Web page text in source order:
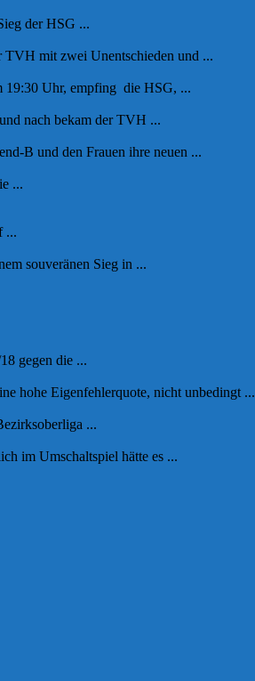
der HSG ...
TVH mit zwei Unentschieden und ...
19:30 Uhr, empfing die HSG, ...
nach bekam der TVH ...
B und den Frauen ihre neuen ...
...
...
souveränen Sieg in ...
gegen die ...
hohe Eigenfehlerquote, nicht unbedingt ...
...
im Umschaltspiel hätte es ...